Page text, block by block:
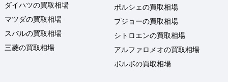
ダイハツの買取相場
マツダの買取相場
スバルの買取相場
三菱の買取相場
ポルシェの買取相場
プジョーの買取相場
シトロエンの買取相場
アルファロメオの買取相場
ボルボの買取相場